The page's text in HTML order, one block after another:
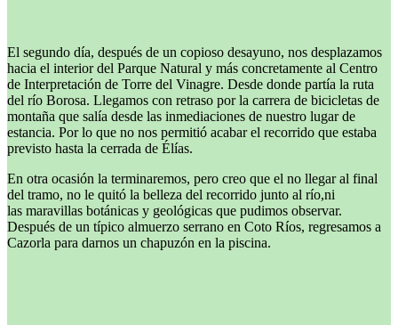
El segundo día, después de un copioso desayuno, nos desplazamos
hacia el interior del Parque Natural y más concretamente al Centro
de Interpretación de Torre del Vinagre. Desde donde partía la ruta
del río Borosa. Llegamos con retraso por la carrera de bicicletas de
montaña que salía desde las inmediaciones de nuestro lugar de
estancia. Por lo que no nos permitió acabar el recorrido que estaba
previsto hasta la cerrada de Élías.
En otra ocasión la terminaremos, pero creo que el no llegar al final
del tramo, no le quitó la belleza del recorrido junto al río,ni
las maravillas botánicas y geológicas que pudimos observar.
Después de un típico almuerzo serrano en Coto Ríos, regresamos a
Cazorla para darnos un chapuzón en la piscina.